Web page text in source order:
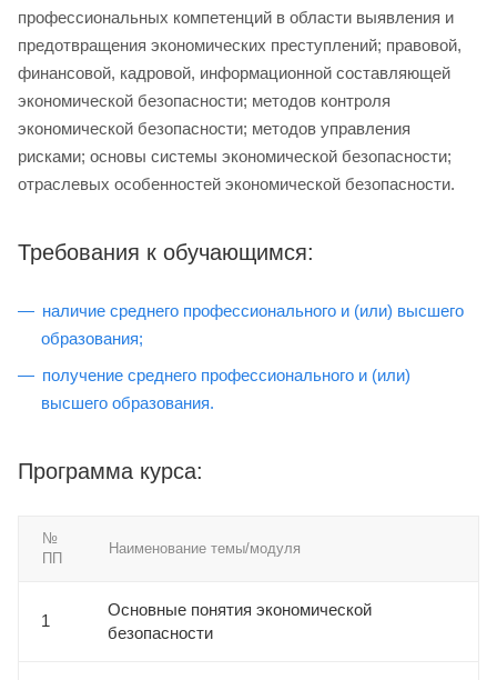
профессиональных компетенций в области выявления и
предотвращения экономических преступлений; правовой,
финансовой, кадровой, информационной составляющей
экономической безопасности; методов контроля
экономической безопасности; методов управления
рисками; основы системы экономической безопасности;
отраслевых особенностей экономической безопасности.
Требования к обучающимся:
наличие среднего профессионального и (или) высшего
образования;
получение среднего профессионального и (или)
высшего образования.
Программа курса:
№
ПП
Наименование темы/модуля
1
Основные понятия экономической
безопасности